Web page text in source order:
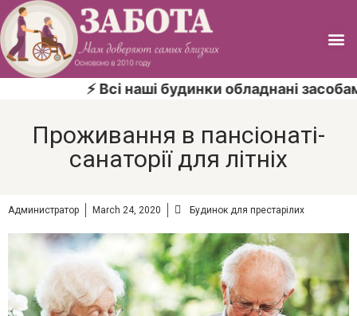
⚡ Всі наші будинки обладнані
Проживання в пансіонаті-
санаторії для літніх
Администратор March 24, 2020 Будинок для престарілих